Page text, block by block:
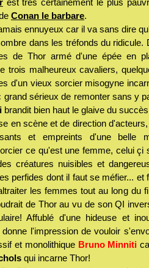
est très certainement le plus
Conan le barbare.
ennuyeux car il va sans dire
dans les tréfonds du ridicule.
de Thor armé d'une épée en
trois malheureux cavaliers,
d'un vieux sorcier misogyne
grand sérieux de remonter sans y
brandit bien haut le glaive du
en scène et de direction
et empreints d'une belle
ce qu'est une femme, celui çi
créatures nuisibles et
perfides dont il faut se méfier...
les femmes tout au long du
de Thor au vu de son QI
Affublé d'une hideuse et
l'impression de vouloir
et monolithique Bruno Minniti
qui incarne Thor!